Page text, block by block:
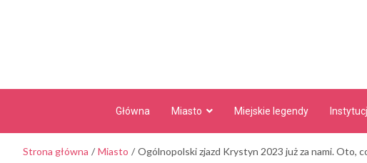
Główna Miasto Miejskie legendy
Strona główna Miasto Ogólnopolski zjazd Krystyn 2023 już za nami. Oto,